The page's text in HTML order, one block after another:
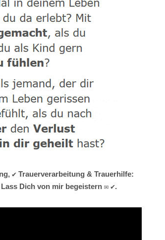
✔️ Trauerverarbeitung & Trauerhilfe:
Dich von mir begeistern ✉ ✔.